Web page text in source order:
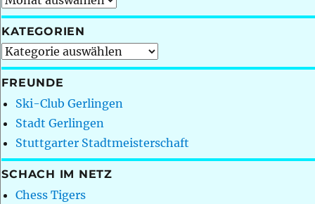
KATEGORIEN
Kategorien
FREUNDE
Ski-Club Gerlingen
Stadt Gerlingen
Stuttgarter Stadtmeisterschaft
SCHACH IM NETZ
Chess Tigers